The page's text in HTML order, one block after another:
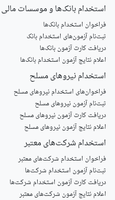
استخدام‌ بانک‌ها و موسسات مالی
فراخوان استخدام بانک‌ها
‌ثبت‌نام آزمون‌های استخدام بانک
دریافت کارت آزمون بانک‌ها
اعلام نتایج آزمون استخدام بانک‌ها
استخدام‌ نیروهای مسلح
‌فراخوان‌های استخدام‌ نیروهای مسلح
ثبت‌نام آزمون نیروهای مسلح
دریافت کارت آزمون نیروهای مسلح
اعلام نتایج آزمون نیروهای مسلح
استخدام‌ شرکت‌های معتبر
فراخوان استخدام شرکت‌های معتبر
ثبت‌نام آزمون استخدام شرکت‌ها
دریافت کارت آزمون استخدام شرکت‌ها
اعلام نتایج آزمون شرکت‌های معتبر